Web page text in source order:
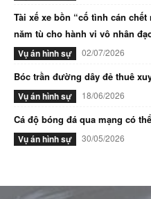
Tài xế xe bồn “cố tình cán
năm tù cho hành vi vô nhân
Vụ án hình sự 02/07/2026
Bóc trần đường dây đẻ thuê
Vụ án hình sự 18/06/2026
Cá độ bóng đá qua mạng có
Vụ án hình sự 30/05/2026